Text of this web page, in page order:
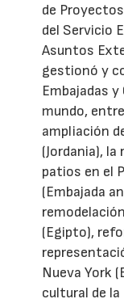
de
del Servicio
Asuntos
gestionó y
Embajadas
mundo,
ampliación
(Jordania),
patios en el
(Embajada
(Egipto),
Nueva York
cultural de la